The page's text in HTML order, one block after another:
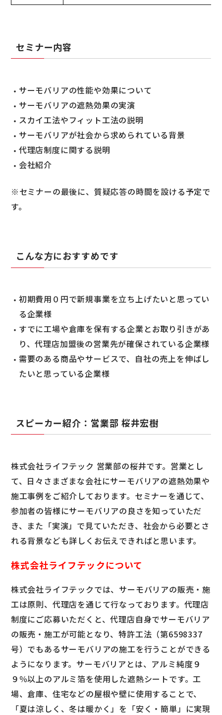
セミナー内容
サーモバリアの性能や効果について
サーモバリアの遮熱効果の実演
スカイ工法やフィット工法の説明
サーモバリアが社会から求められている背景
代理店制度に関する説明
会社紹介
※セミナーの最後に、質疑応答の時間を設ける予定で
す。
こんな方におすすめです
初期費用０円で新規事業を立ち上げたいと思ってい
る企業様
すでに工場や倉庫を保有する企業とお取り引きがあ
り、代理店加盟後の営業先が確保されている企業様
需要のある商品やサービスで、自社の売上を伸ばし
たいと思っている企業様
スピーカー紹介：営業部 桜井宏樹
株式会社ライフテック 営業部の桜井です。営業とし
て、日々さまざまな会社にサーモバリアの遮熱効果や
施工事例をご紹介しております。セミナーを通じて、
参加者の皆様にサーモバリアの良さを知っていただ
き、また「実演」で見ていただき、社会から必要とさ
れる背景なども詳しくお伝えできればと思います。
株式会社ライフテックについて
株式会社ライフテックでは、サーモバリアの販売・施
工は原則、代理店を通じて行なっております。代理店
制度にご応募いただくと、代理店自身でサーモバリア
の販売・施工が可能となり、特許工法（第6598337
号）でもあるサーモバリアの施工を行うことができる
ようになります。サーモバリアとは、アルミ純度９
９％以上のアルミ箔を使用した遮熱シートです。工
場、倉庫、住宅などの屋根や壁に使用することで、
「夏は涼しく、冬は暖かく」を「安く・簡単」に実現